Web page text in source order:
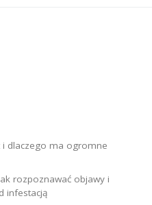
i dlaczego ma ogromne
rozpoznawać objawy i
infestacją